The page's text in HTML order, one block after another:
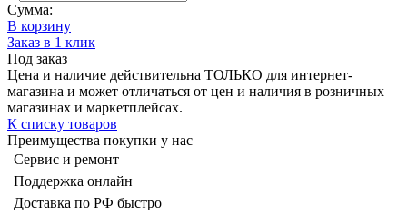
Сумма:
В корзину
Заказ в 1 клик
Под заказ
Цена и наличие действительна ТОЛЬКО для интернет-
магазина и может отличаться от цен и наличия в розничных
магазинах и маркетплейсах.
К списку товаров
Преимущества покупки у нас
Сервис и ремонт
Поддержка онлайн
Доставка по РФ быстро